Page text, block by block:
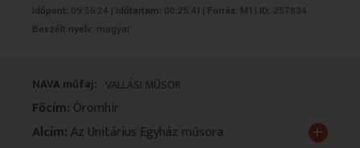
Időpont: 09:56:24 | Időtartam: 00:25:41| Forrás: M1| ID: 257834
Beszélt nyelv: magyar
NAVA műfaj: VALLÁSI MŰSOR
Főcím: Örömhír
Alcím:Az Unitárius Egyház műsora +